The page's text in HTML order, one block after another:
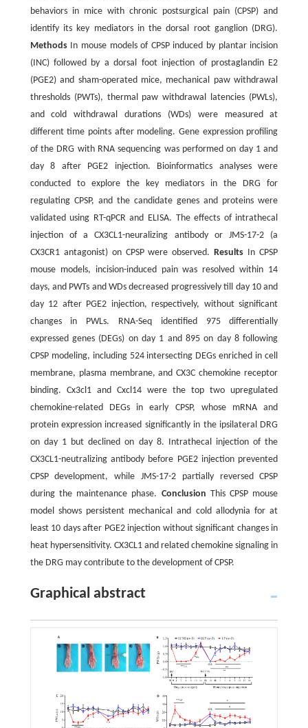
behaviors in mice with chronic postsurgical pain (CPSP) and
identify its key mediators in the dorsal root ganglion (DRG).
MethodsIn mouse models of CPSP induced by plantar incision
(INC) followed by a dorsal foot injection of prostaglandin E2
(PGE2) and sham-operated mice, mechanical paw withdrawal
thresholds (PWTs), thermal paw withdrawal latencies (PWLs),
and cold withdrawal durations (WDs) were measured at
different time points after modeling. Gene expression profiling
of the DRG with RNA sequencing was performed on day 1 and
day 8 after PGE2 injection. Bioinformatics analyses were
conducted to explore the key mediators in the DRG for
regulating CPSP, and the candidate genes and proteins were
validated using RT-qPCR and ELISA. The effects of intrathecal
injection of a CX3CL1-neuralizing antibody or JMS-17-2 (a
CX3CR1 antagonist) on CPSP were observed.Results In CPSP
mouse models, incision-induced pain was resolved within 14
days, and PWTs and WDs decreased progressively till day 10 and
day 12 after PGE2 injection, respectively, without significant
changes in PWLs. RNA-Seq identified 975 differentially
expressed genes (DEGs) on day 1 and 895 on day 8 following
CPSP modeling, including 524 intersecting DEGs enriched in cell
membrane, plasma membrane, and CX3C chemokine receptor
binding. Cx3cl1 and Cxcl14 were the top two upregulated
chemokine-related DEGs in early CPSP, whose mRNA and
protein expression increased significantly in the ipsilateral DRG
on day 1 but declined on day 8. Intrathecal injection of the
CX3CL1-neutralizing antibody before PGE2 injection prevented
CPSP development, while JMS-17-2 partially reversed CPSP
during the maintenance phase. Conclusion This CPSP mouse
model shows persistent mechanical and cold allodynia for at
least 10 days after PGE2 injection without significant changes in
heat hypersensitivity. CX3CL1 and related chemokine signaling in
the DRG may contribute to the development of CPSP.
Graphical abstract